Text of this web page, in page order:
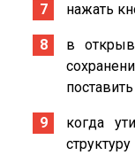
нажать
в
когда